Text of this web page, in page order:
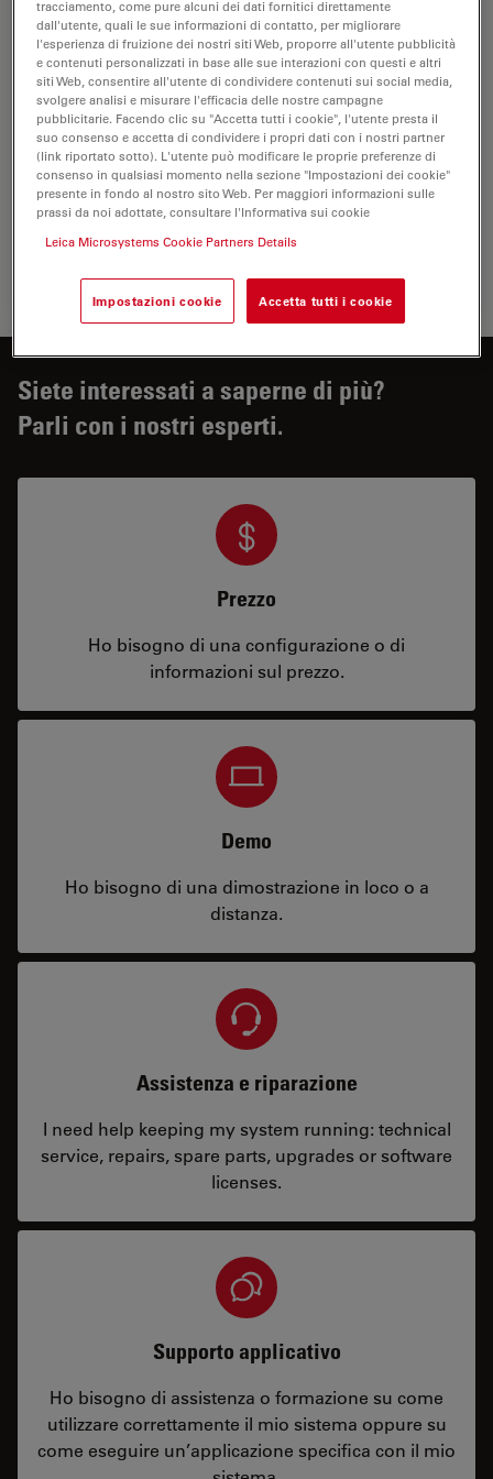
Configurazione del microscopio M320
Siete interessati a saperne di più?
Parli con i nostri esperti.
Prezzo
Ho bisogno di una configurazione o di
informazioni sul prezzo.
Demo
Ho bisogno di una dimostrazione in loco o a
distanza.
Assistenza e riparazione
I need help keeping my system running: technical
service, repairs, spare parts, upgrades or software
licenses.
Supporto applicativo
Ho bisogno di assistenza o formazione su come
utilizzare correttamente il mio sistema oppure su
come eseguire un’applicazione specifica con il mio
tracciamento, come pure alcuni dei dati fornitici direttamente
dall'utente, quali le sue informazioni di contatto, per migliorare
l'esperienza di fruizione dei nostri siti Web, proporre all'utente pubblicità
e contenuti personalizzati in base alle sue interazioni con questi e altri
siti Web, consentire all'utente di condividere contenuti sui social media,
svolgere analisi e misurare l'efficacia delle nostre campagne
pubblicitarie. Facendo clic su "Accetta tutti i cookie", l'utente presta il
suo consenso e accetta di condividere i propri dati con i nostri partner
(link riportato sotto). L'utente può modificare le proprie preferenze di
consenso in qualsiasi momento nella sezione "Impostazioni dei cookie"
presente in fondo al nostro sito Web. Per maggiori informazioni sulle
prassi da noi adottate, consultare l'Informativa sui cookie
Leica Microsystems Cookie Partners Details
Impostazioni cookie Accetta tutti i cookie